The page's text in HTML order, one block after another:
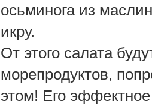
осьминога из
икру.
От этого салата
морепродуктов,
этом! Его